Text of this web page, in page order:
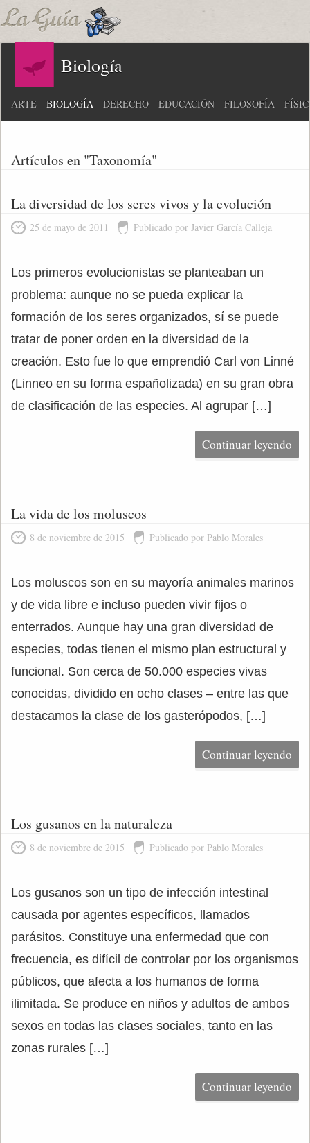
Biología
ARTE BIOLOGÍA DERECHO EDUCACIÓN FILOSOFÍA
Artículos en "Taxonomía"
La diversidad de los seres vivos y la evolución
25 de mayo de 2011 Publicado por Javier García Calleja
Los primeros evolucionistas se planteaban un
problema: aunque no se pueda explicar la
formación de los seres organizados, sí se puede
tratar de poner orden en la diversidad de la
creación. Esto fue lo que emprendió Carl von Linné
(Linneo en su forma españolizada) en su gran obra
de clasificación de las especies. Al agrupar […]
Continuar leyendo
La vida de los moluscos
8 de noviembre de 2015 Publicado por Pablo Morales
Los moluscos son en su mayoría animales marinos
y de vida libre e incluso pueden vivir fijos o
enterrados. Aunque hay una gran diversidad de
especies, todas tienen el mismo plan estructural y
funcional. Son cerca de 50.000 especies vivas
conocidas, dividido en ocho clases – entre las que
destacamos la clase de los gasterópodos, […]
Continuar leyendo
Los gusanos en la naturaleza
8 de noviembre de 2015 Publicado por Pablo Morales
Los gusanos son un tipo de infección intestinal
causada por agentes específicos, llamados
parásitos. Constituye una enfermedad que con
frecuencia, es difícil de controlar por los organismos
públicos, que afecta a los humanos de forma
ilimitada. Se produce en niños y adultos de ambos
sexos en todas las clases sociales, tanto en las
zonas rurales […]
Continuar leyendo